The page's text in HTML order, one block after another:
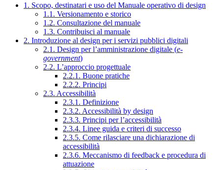
1. Scopo, destinatari e uso del Manuale operativo di design
1.1. Versionamento e storico
1.2. Consultazione del manuale
1.3. Contribuisci al manuale
2. Introduzione al design per i servizi pubblici digitali
2.1. Design per l’amministrazione digitale (e-
government)
2.2. L’approccio progettuale
2.2.1. Buone pratiche
2.2.2. Principi
2.3. Accessibilità
2.3.1. Definizione
2.3.2. Accessibilità by design
2.3.3. Principi per l’accessibilità
2.3.4. Linee guida e criteri di successo
2.3.5. Come rilasciare una dichiarazione di
accessibilità
2.3.6. Meccanismo di feedback e procedura di
attuazione